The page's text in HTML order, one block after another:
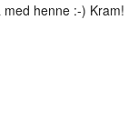
henne :-) Kram!